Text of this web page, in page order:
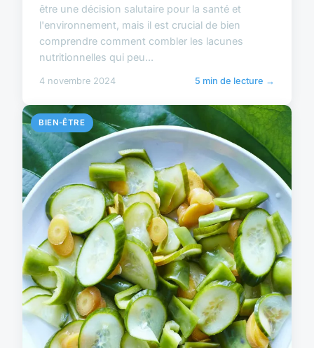
être une décision salutaire pour la santé et
l'environnement, mais il est crucial de bien
comprendre comment combler les lacunes
nutritionnelles qui peu...
4 novembre 2024 5 min de lecture →
BIEN-ÊTRE